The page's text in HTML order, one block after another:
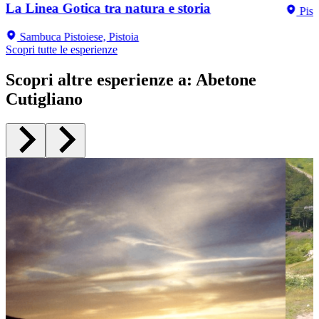
La Linea Gotica tra natura e storia
Sambuca Pistoiese, Pistoia
Scopri tutte le esperienze
Scopri altre esperienze a: Abetone
Cutigliano